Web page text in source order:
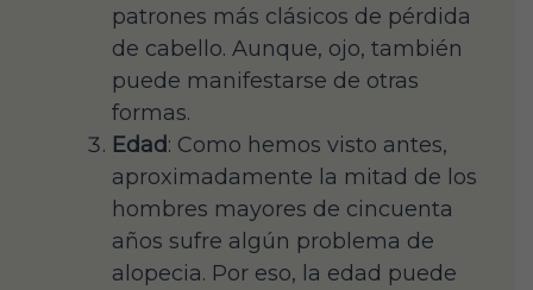
patrones más clásicos de pérdida
de cabello. Aunque, ojo, también
puede manifestarse de otras
formas.
Edad: Como hemos visto antes,
aproximadamente la mitad de los
hombres mayores de cincuenta
años sufre algún problema de
alopecia. Por eso, la edad puede